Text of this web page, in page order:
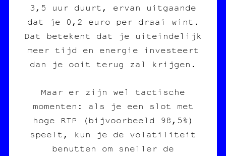
3,5 uur duurt, ervan uitgaande
dat je 0,2 euro per draai wint.
Dat betekent dat je uiteindelijk
meer tijd en energie investeert
dan je ooit terug zal krijgen.
Maar er zijn wel tactische
momenten: als je een slot met
hoge RTP (bijvoorbeeld 98,5%)
speelt, kun je de volatiliteit
benutten om sneller de